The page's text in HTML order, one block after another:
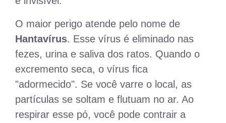
O maior perigo atende pelo nome de
Hantavírus. Esse vírus é eliminado nas
fezes, urina e saliva dos ratos. Quando o
excremento seca, o vírus fica
"adormecido". Se você varre o local, as
partículas se soltam e flutuam no ar. Ao
respirar esse pó, você pode contrair a